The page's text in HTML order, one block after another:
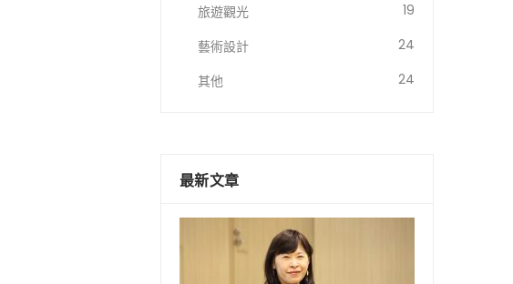
旅遊觀光
19
藝術設計
24
其他
24
最新文章